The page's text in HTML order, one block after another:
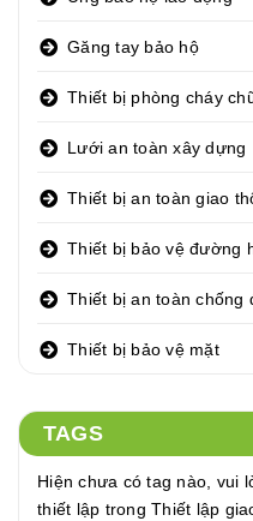
Găng tay bảo hộ
Thiết bị phòng cháy
Lưới an toàn xây dựng
Thiết bị an toàn giao
Thiết bị bảo vệ đường
Thiết bị an toàn chống
Thiết bị bảo vệ mặt
TAGS
Hiện chưa có tag nào, vui
thiết lập trong Thiết lập